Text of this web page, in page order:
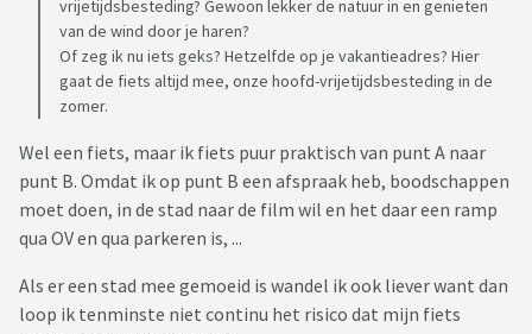
vrijetijdsbesteding? Gewoon lekker de natuur in en genieten
van de wind door je haren?
Of zeg ik nu iets geks? Hetzelfde op je vakantieadres? Hier
gaat de fiets altijd mee, onze hoofd-vrijetijdsbesteding in de
zomer.
Wel een fiets, maar ik fiets puur praktisch van punt A naar
punt B. Omdat ik op punt B een afspraak heb, boodschappen
moet doen, in de stad naar de film wil en het daar een ramp
qua OV en qua parkeren is, ...
Als er een stad mee gemoeid is wandel ik ook liever want dan
loop ik tenminste niet continu het risico dat mijn fiets